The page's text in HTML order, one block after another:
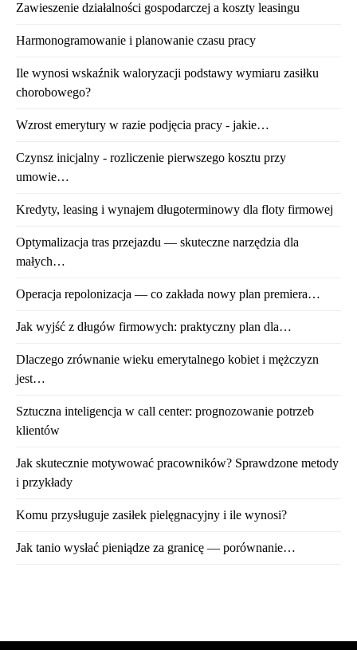
Zawieszenie działalności gospodarczej a koszty leasingu
Harmonogramowanie i planowanie czasu pracy
Ile wynosi wskaźnik waloryzacji podstawy wymiaru zasiłku
chorobowego?
Wzrost emerytury w razie podjęcia pracy - jakie…
Czynsz inicjalny - rozliczenie pierwszego kosztu przy
umowie…
Kredyty, leasing i wynajem długoterminowy dla floty firmowej
Optymalizacja tras przejazdu — skuteczne narzędzia dla
małych…
Operacja repolonizacja — co zakłada nowy plan premiera…
Jak wyjść z długów firmowych: praktyczny plan dla…
Dlaczego zrównanie wieku emerytalnego kobiet i mężczyzn
jest…
Sztuczna inteligencja w call center: prognozowanie potrzeb
klientów
Jak skutecznie motywować pracowników? Sprawdzone metody
i przykłady
Komu przysługuje zasiłek pielęgnacyjny i ile wynosi?
Jak tanio wysłać pieniądze za granicę — porównanie…